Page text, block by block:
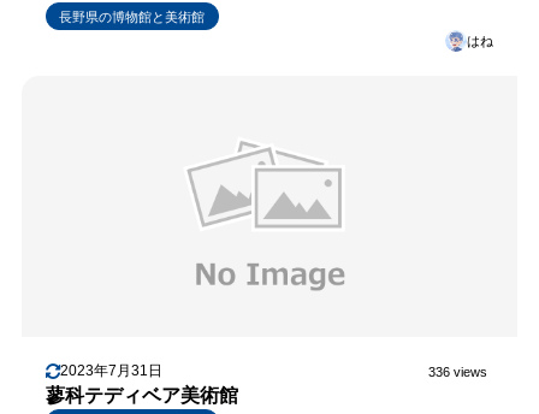
長野県の博物館と美術館
はね
2023年7月31日 336 views
蓼科テディベア美術館